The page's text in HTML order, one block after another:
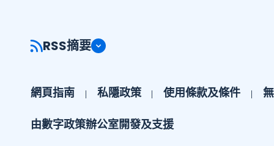
RSS摘要
網頁指南 私隱政策 使用條款及條件
由數字政策辦公室開發及支援